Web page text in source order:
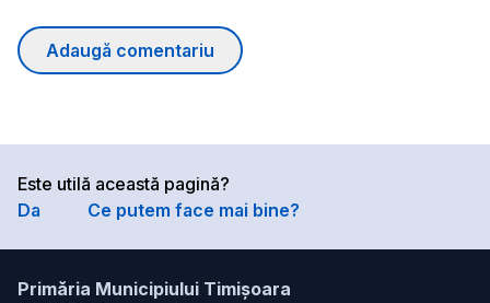
Adaugă comentariu
Este utilă această pagină?
Da
Ce putem face mai bine?
Primăria Municipiului Timișoara